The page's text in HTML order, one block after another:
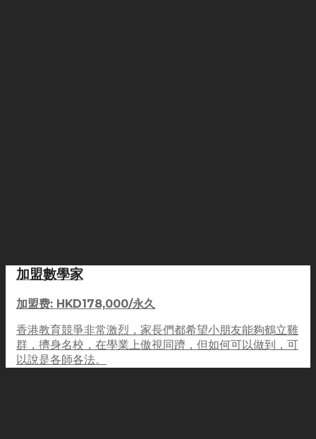
加盟數學家
加盟费: HKD178,000/永久
香港教育競爭非常激烈，家長們都希望小朋友能夠鶴立雞
群，擠身名校，在學業上傲視同躋，但如何可以做到，可
以說是各師各法。